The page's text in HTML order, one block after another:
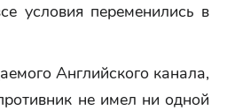
условия переменились в
Английского канала,
не имел ни одной